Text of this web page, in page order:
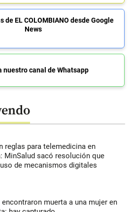
de EL COLOMBIANO desde Google
News
nuestro canal de Whatsapp
reglas para telemedicina en
MinSalud sacó resolución que
de mecanismos digitales
encontraron muerta a una mujer en